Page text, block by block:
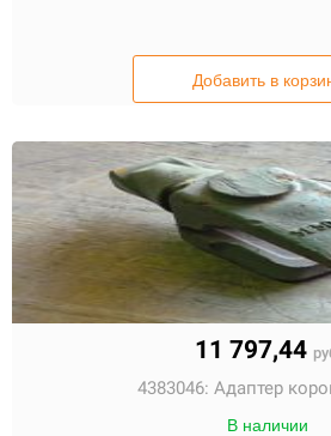
Добавить в
11 797,44
4383046: Адаптер
В наличии